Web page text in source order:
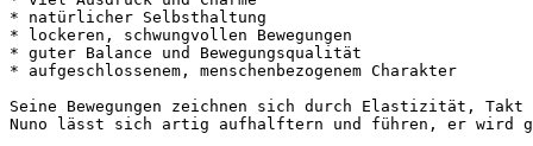
* natürlicher Selbsthaltung
* lockeren, schwungvollen Bewegungen
* guter Balance und Bewegungsqualität
* aufgeschlossenem, menschenbezogenem Charakter
Seine Bewegungen zeichnen sich durch Elastizität,
Nuno lässt sich artig aufhalftern und führen, er wird gut